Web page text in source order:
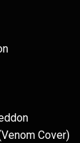
Cover)